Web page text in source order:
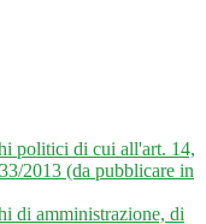
politici di cui all'art. 14,
2013 (da pubblicare in
di amministrazione, di